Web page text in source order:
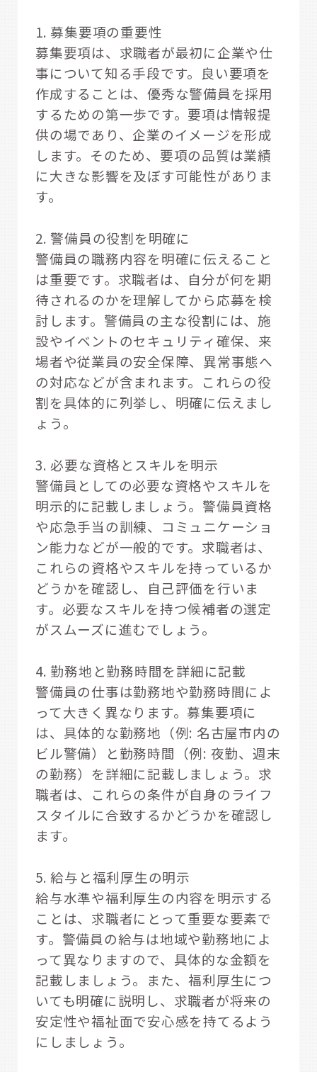
1. 募集要項の重要性
募集要項は、求職者が最初に企業や仕
事について知る手段です。良い要項を
作成することは、優秀な警備員を採用
するための第一歩です。要項は情報提
供の場であり、企業のイメージを形成
します。そのため、要項の品質は業績
に大きな影響を及ぼす可能性がありま
す。
2. 警備員の役割を明確に
警備員の職務内容を明確に伝えること
は重要です。求職者は、自分が何を期
待されるのかを理解してから応募を検
討します。警備員の主な役割には、施
設やイベントのセキュリティ確保、来
場者や従業員の安全保障、異常事態へ
の対応などが含まれます。これらの役
割を具体的に列挙し、明確に伝えまし
ょう。
3. 必要な資格とスキルを明示
警備員としての必要な資格やスキルを
明示的に記載しましょう。警備員資格
や応急手当の訓練、コミュニケーショ
ン能力などが一般的です。求職者は、
これらの資格やスキルを持っているか
どうかを確認し、自己評価を行いま
す。必要なスキルを持つ候補者の選定
がスムーズに進むでしょう。
4. 勤務地と勤務時間を詳細に記載
警備員の仕事は勤務地や勤務時間によ
って大きく異なります。募集要項に
は、具体的な勤務地（例: 名古屋市内の
ビル警備）と勤務時間（例: 夜勤、週末
の勤務）を詳細に記載しましょう。求
職者は、これらの条件が自身のライフ
スタイルに合致するかどうかを確認し
ます。
5. 給与と福利厚生の明示
給与水準や福利厚生の内容を明示する
ことは、求職者にとって重要な要素で
す。警備員の給与は地域や勤務地によ
って異なりますので、具体的な金額を
記載しましょう。また、福利厚生につ
いても明確に説明し、求職者が将来の
安定性や福祉面で安心感を持てるよう
にしましょう。